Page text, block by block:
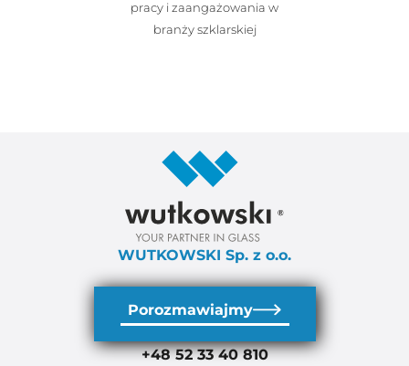
pracy i zaangażowania w
branży szklarskiej
WUTKOWSKI Sp. z o.o.
Porozmawiajmy
+48 52 33 40 810